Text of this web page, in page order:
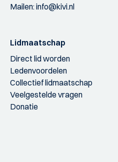
Mailen:info@kivi.nl
Lidmaatschap
Direct lid worden
Ledenvoordelen
Collectief lidmaatschap
Veelgestelde vragen
Donatie